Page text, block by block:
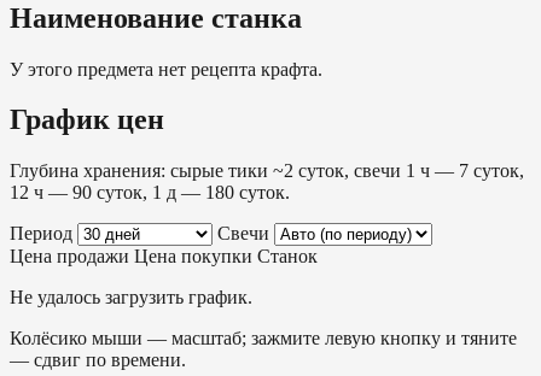
Наименование станка
У этого предмета нет рецепта крафта.
График цен
Глубина хранения: сырые тики ~2 суток, свечи 1 ч — 7 суток,
12 ч — 90 суток, 1 д — 180 суток.
Период
Свечи
Цена продажи Цена покупки Станок
Не удалось загрузить график.
Колёсико мыши — масштаб; зажмите левую кнопку и тяните
— сдвиг по времени.